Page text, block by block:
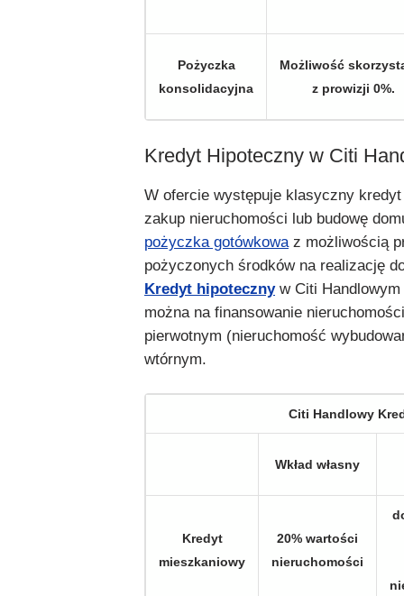
Pożyczka
konsolidacyjna
Możliwość
z prowizji 0%.
Kredyt Hipoteczny w Citi
W ofercie występuje klasyczny
zakup nieruchomości lub budowę
pożyczka gotówkowaz możliwością
pożyczonych środków na realizację
Kredyt hipotecznyw Citi
można na finansowanie
pierwotnym (nieruchomość
wtórnym.
Citi Handlowy
Wkład własny
Kredyt
mieszkaniowy
20% wartości
nieruchomości